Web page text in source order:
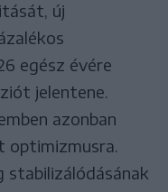
új
egész évére
jelentene.
azonban
optimizmusra.
stabilizálódásának